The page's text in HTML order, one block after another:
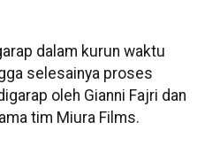
dalam kurun waktu
selesainya proses
oleh Gianni Fajri dan
tim Miura Films.